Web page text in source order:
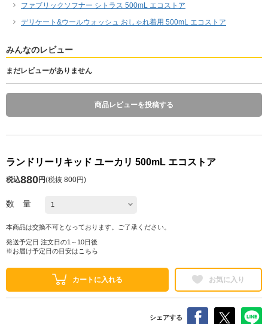
ファブリックソフナー シトラス 500mL エコストア
デリケート&ウールウォッシュ おしゃれ着用 500mL エコストア
みんなのレビュー
まだレビューがありません
商品レビューを投稿する
ランドリーリキッド ユーカリ 500mL エコストア
税込880円(税抜 800円)
数 量
本商品は交換不可となっております。ご了承ください。
発送予定日 注文日の1～10日後
※お届け予定日の目安は こちら
カートに入れる お気に入り
シェアする